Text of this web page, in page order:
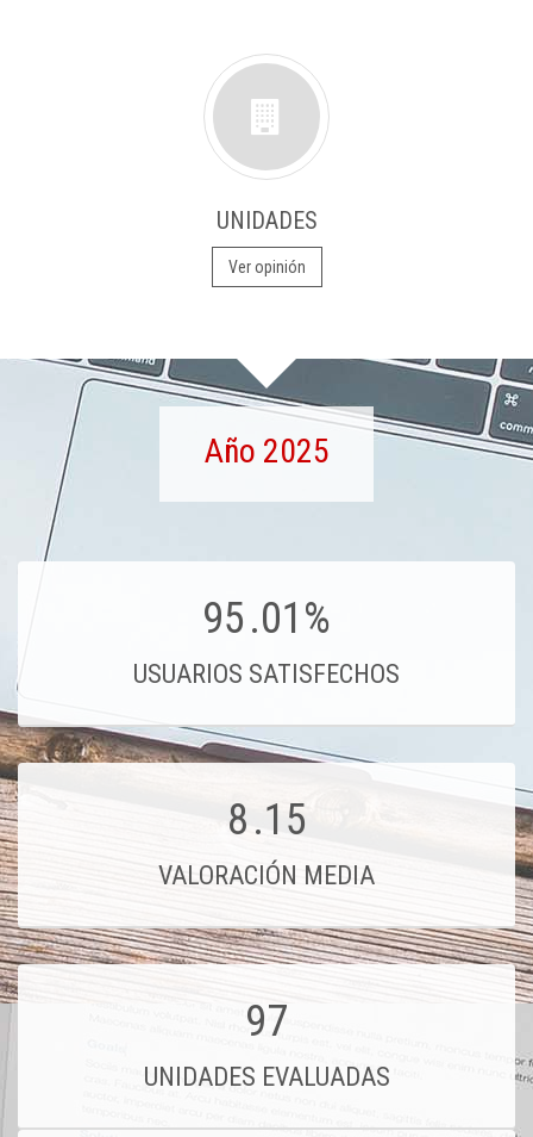
UNIDADES
Ver opinión
Año 2025
95.01%
USUARIOS SATISFECHOS
8.15
VALORACIÓN MEDIA
97
UNIDADES EVALUADAS